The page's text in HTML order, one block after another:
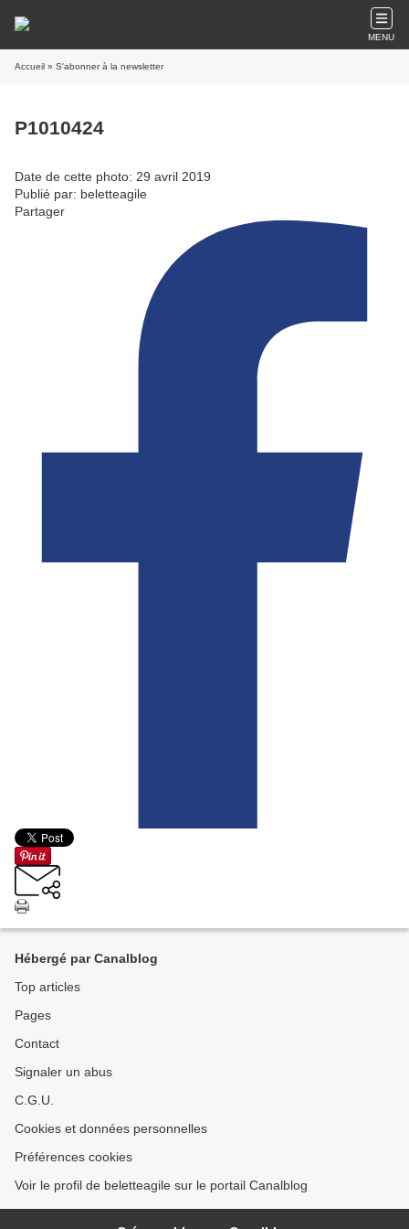
MENU
Accueil » S'abonner à la newsletter
P1010424
Date de cette photo: 29 avril 2019
Publié par: beletteagile
Partager
Hébergé par Canalblog
Top articles
Pages
Contact
Signaler un abus
C.G.U.
Cookies et données personnelles
Préférences cookies
Voir le profil de beletteagile sur le portail Canalblog